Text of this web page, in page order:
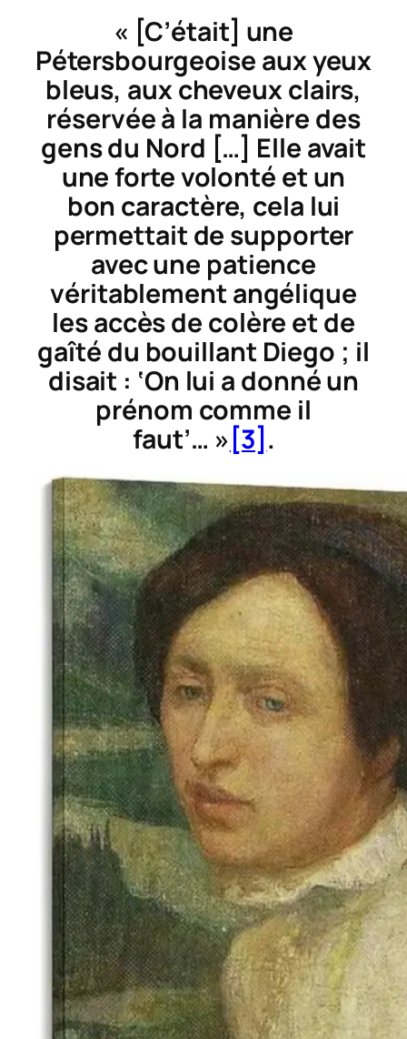
« [C’était] une
Pétersbourgeoise aux yeux
bleus, aux cheveux clairs,
réservée à la manière des
gens du Nord […] Elle avait
une forte volonté et un
bon caractère, cela lui
permettait de supporter
avec une patience
véritablement angélique
les accès de colère et de
gaîté du bouillant Diego ; il
disait : ‘On lui a donné un
prénom comme il
faut’… » [3] .